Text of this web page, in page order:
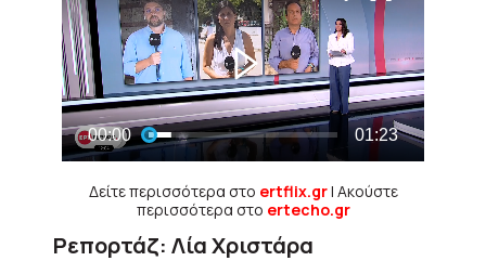
Δείτε περισσότερα στο ertflix.gr| Ακούστε
περισσότερα στο ertecho.gr
Ρεπορτάζ: Λία Χριστάρα